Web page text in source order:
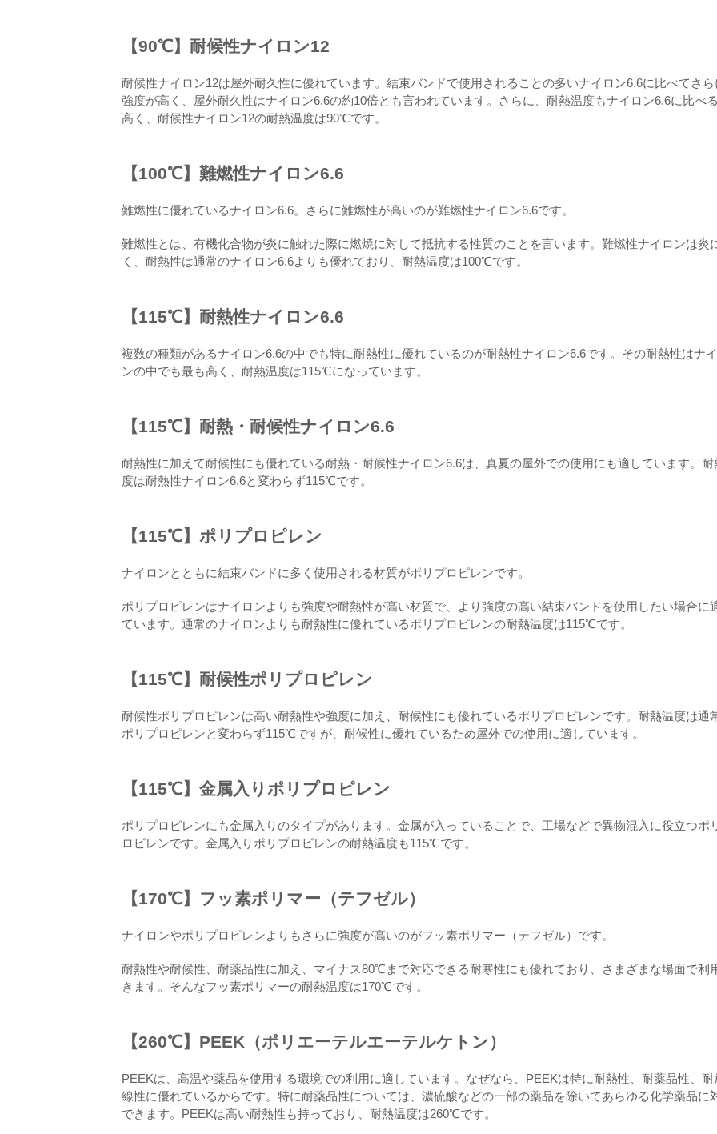
【90℃】耐候性ナイロン12
耐候性ナイロン12は屋外耐久性に優れています。結束バンドで使用されることの多いナイロン6.6に比べてさら
強度が高く、屋外耐久性はナイロン6.6の約10倍とも言われています。さらに、耐熱温度もナイロン6.6に比べ
高く、耐候性ナイロン12の耐熱温度は90℃です。
【100℃】難燃性ナイロン6.6
難燃性に優れているナイロン6.6。さらに難燃性が高いのが難燃性ナイロン6.6です。
難燃性とは、有機化合物が炎に触れた際に燃焼に対して抵抗する性質のことを言います。難燃性ナイロンは炎
く、耐熱性は通常のナイロン6.6よりも優れており、耐熱温度は100℃です。
【115℃】耐熱性ナイロン6.6
複数の種類があるナイロン6.6の中でも特に耐熱性に優れているのが耐熱性ナイロン6.6です。その耐熱性はナ
ンの中でも最も高く、耐熱温度は115℃になっています。
【115℃】耐熱・耐候性ナイロン6.6
耐熱性に加えて耐候性にも優れている耐熱・耐候性ナイロン6.6は、真夏の屋外での使用にも適しています。耐
度は耐熱性ナイロン6.6と変わらず115℃です。
【115℃】ポリプロピレン
ナイロンとともに結束バンドに多く使用される材質がポリプロピレンです。
ポリプロピレンはナイロンよりも強度や耐熱性が高い材質で、より強度の高い結束バンドを使用したい場合に
ています。通常のナイロンよりも耐熱性に優れているポリプロピレンの耐熱温度は115℃です。
【115℃】耐候性ポリプロピレン
耐候性ポリプロピレンは高い耐熱性や強度に加え、耐候性にも優れているポリプロピレンです。耐熱温度は通
ポリプロピレンと変わらず115℃ですが、耐候性に優れているため屋外での使用に適しています。
【115℃】金属入りポリプロピレン
ポリプロピレンにも金属入りのタイプがあります。金属が入っていることで、工場などで異物混入に役立つポ
ロピレンです。金属入りポリプロピレンの耐熱温度も115℃です。
【170℃】フッ素ポリマー（テフゼル）
ナイロンやポリプロピレンよりもさらに強度が高いのがフッ素ポリマー（テフゼル）です。
耐熱性や耐候性、耐薬品性に加え、マイナス80℃まで対応できる耐寒性にも優れており、さまざまな場面で利
きます。そんなフッ素ポリマーの耐熱温度は170℃です。
【260℃】PEEK（ポリエーテルエーテルケトン）
PEEKは、高温や薬品を使用する環境での利用に適しています。なぜなら、PEEKは特に耐熱性、耐薬品性、耐
線性に優れているからです。特に耐薬品性については、濃硫酸などの一部の薬品を除いてあらゆる化学薬品に
できます。PEEKは高い耐熱性も持っており、耐熱温度は260℃です。